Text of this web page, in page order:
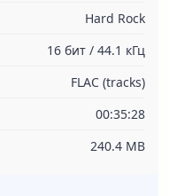
Hard Rock
16 бит / 44.1 кГц
FLAC (tracks)
00:35:28
240.4 MB